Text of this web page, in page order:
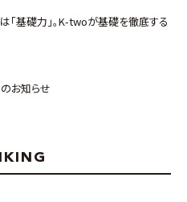
「基礎力」。K-twoが基礎を徹底する
お知らせ